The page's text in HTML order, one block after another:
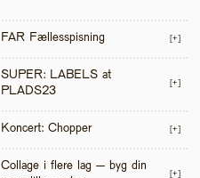
FAR Fællesspisning [+]
SUPER: LABELS at
PLADS23
[+]
Koncert: Chopper [+]
Collage i flere lag – byg din
[+]